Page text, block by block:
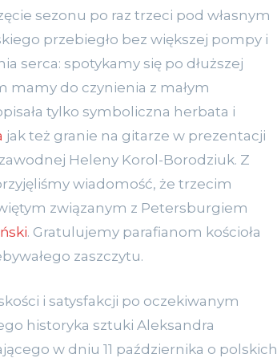
sezonu po raz trzeci pod własnym
przebiegło bez większej pompy i
serca: spotykamy się po dłuższej
mamy do czynienia z małym
tylko symboliczna herbata i
jak też granie na gitarze w prezentacji
Heleny Korol-Borodziuk. Z
wiadomość, że trzecim
związanym z Petersburgiem
. Gratulujemy parafianom kościoła
zaszczytu.
i satysfakcji po oczekiwanym
historyka sztuki Aleksandra
w dniu 11 października o polskich